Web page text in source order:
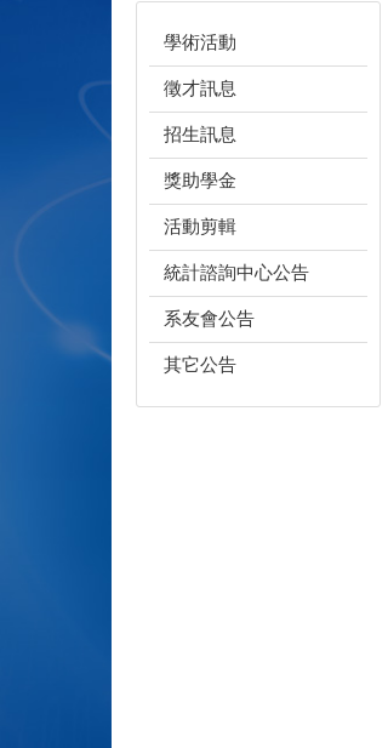
學術活動
徵才訊息
招生訊息
獎助學金
活動剪輯
統計諮詢中心公告
系友會公告
其它公告